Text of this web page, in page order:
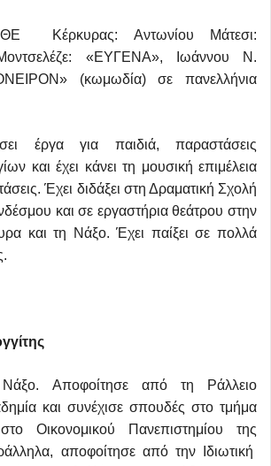
Κέρκυρας: Αντωνίου Μάτεσι:
«ΕΥΓΕΝΑ», Ιωάννου Ν.
(κωμωδία) σε πανελλήνια
έργα για παιδιά, παραστάσεις
και έχει κάνει τη μουσική επιμέλεια
Έχει διδάξει στη Δραματική Σχολή
και σε εργαστήρια θεάτρου στην
και τη Νάξο. Έχει παίξει σε πολλά
Νάξο. Αποφοίτησε από τη Ράλλειο
και συνέχισε σπουδές στο τμήμα
στο Οικονομικού Πανεπιστημίου της
αποφοίτησε από την Ιδιωτική